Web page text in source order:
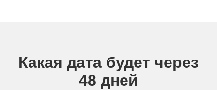
Какая дата будет через
48 дней